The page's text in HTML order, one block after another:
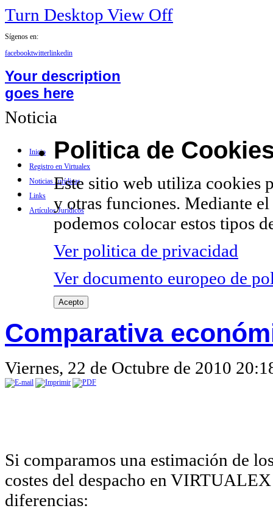
Turn Desktop View Off
Sígenos en:
facebooktwitterlinkedin
Your description
goes here
Inicio
Registro en Virtualex
Noticias Jurídicas
Links
Artículos Jurídicos
Noticia
Politica de
Este sitio web utiliza cookies
y otras funciones. Mediante
podemos colocar estos tipos
Ver politica de privacidad
Ver documento europeo de
Acepto
Comparativa
Viernes, 22 de Octubre de 2010
Si comparamos una estimación de
costes del despacho en
diferencias: